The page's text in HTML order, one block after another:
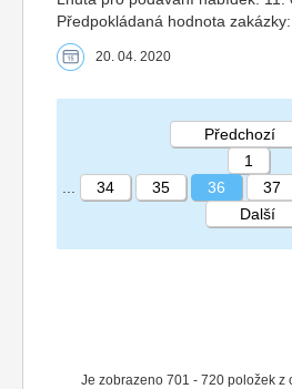
Předpokládaná hodnota
20. 04. 2020
STRÁNKA 36
Je zobrazeno 701 - 720 položek z
Předchozí
1
34 35 36 37
Další